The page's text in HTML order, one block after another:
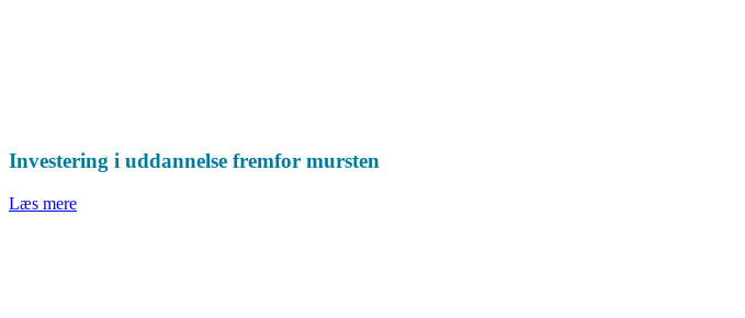
Investering i uddannelse fremfor mursten
Læs mere